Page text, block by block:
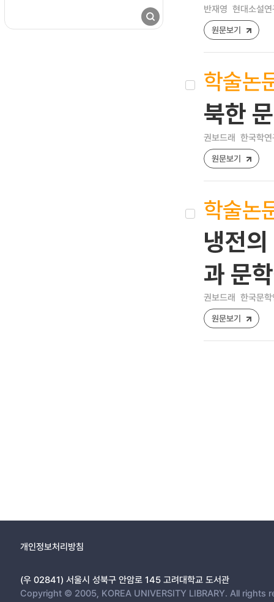
반재영 현대소설
원문보기
학술논
북한
권보드래 한국학
원문보기
학술논
냉전
과 문
권보드래 한국문
원문보기
개인정보처리방침
(우 02841) 서울시 성북구 안암로 145 고려대학교 도서관
Copyright © 2005, KOREA UNIVERSITY LIBRARY. All rights